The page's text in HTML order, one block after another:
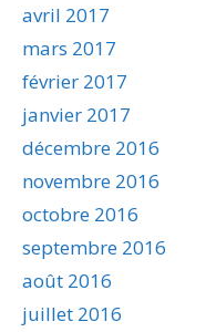
avril 2017
mars 2017
février 2017
janvier 2017
décembre 2016
novembre 2016
octobre 2016
septembre 2016
août 2016
juillet 2016